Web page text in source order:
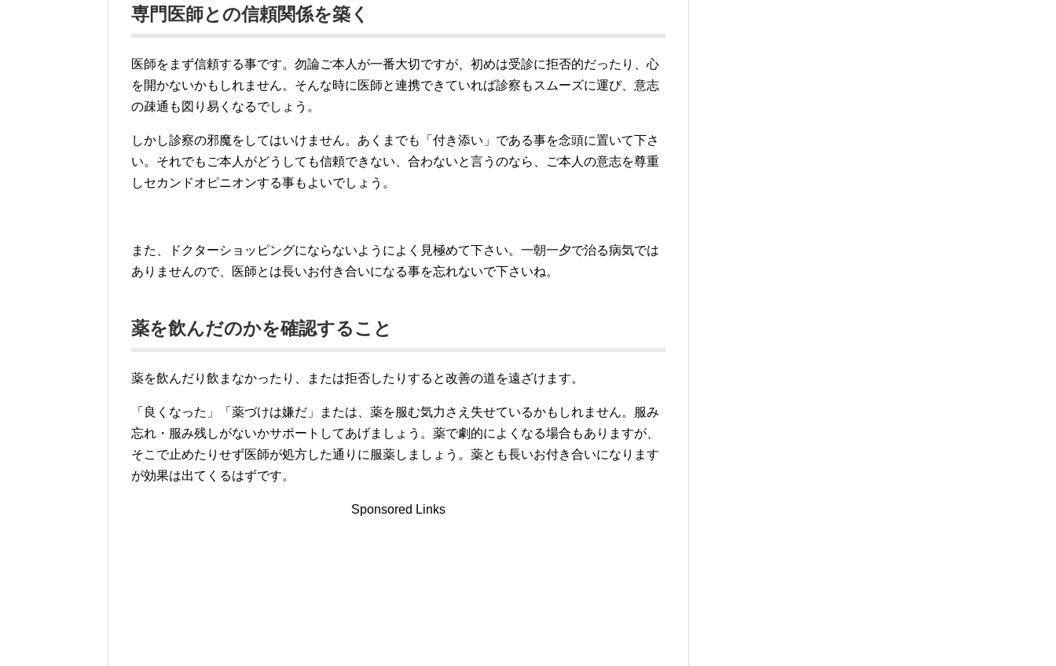
専門医師との信頼関係を築く
医師をまず信頼する事です。勿論ご本人が一番大切ですが、初めは受診に拒否的だったり、心
を開かないかもしれません。そんな時に医師と連携できていれば診察もスムーズに運び、意志
の疎通も図り易くなるでしょう。
しかし診察の邪魔をしてはいけません。あくまでも「付き添い」である事を念頭に置いて下さ
い。それでもご本人がどうしても信頼できない、合わないと言うのなら、ご本人の意志を尊重
しセカンドオピニオンする事もよいでしょう。
また、ドクターショッピングにならないようによく見極めて下さい。一朝一夕で治る病気では
ありませんので、医師とは長いお付き合いになる事を忘れないで下さいね。
薬を飲んだのかを確認すること
薬を飲んだり飲まなかったり、または拒否したりすると改善の道を遠ざけます。
「良くなった」「薬づけは嫌だ」または、薬を服む気力さえ失せているかもしれません。服み
忘れ・服み残しがないかサポートしてあげましょう。薬で劇的によくなる場合もありますが、
そこで止めたりせず医師が処方した通りに服薬しましょう。薬とも長いお付き合いになります
が効果は出てくるはずです。
Sponsored Links